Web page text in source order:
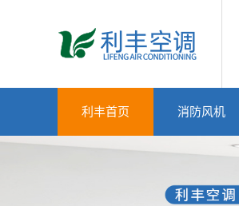
利丰首页 消防风机